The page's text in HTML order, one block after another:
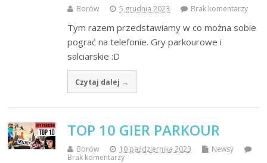
Borów 5 grudnia 2023 Brak komentarzy
Tym razem przedstawiamy w co można sobie
pograć na telefonie. Gry parkourowe i
salciarskie :D
Czytaj dalej →
TOP 10 GIER PARKOUR
Borów 10 października 2023
Newsy
Brak komentarzy